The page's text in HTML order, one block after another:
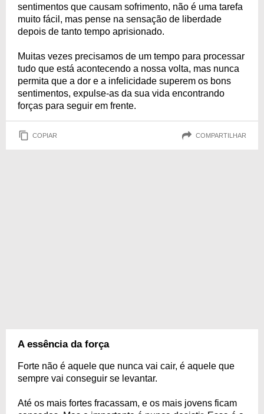
sentimentos que causam sofrimento, não é uma tarefa
muito fácil, mas pense na sensação de liberdade
depois de tanto tempo aprisionado.
Muitas vezes precisamos de um tempo para processar
tudo que está acontecendo a nossa volta, mas nunca
permita que a dor e a infelicidade superem os bons
sentimentos, expulse-as da sua vida encontrando
forças para seguir em frente.
COPIAR COMPARTILHAR
A essência da força
Forte não é aquele que nunca vai cair, é aquele que
sempre vai conseguir se levantar.
Até os mais fortes fracassam, e os mais jovens ficam